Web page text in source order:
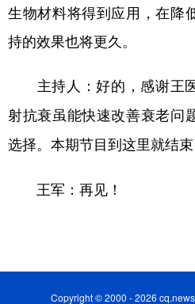
生物材料将得到应用，在降
持的效果也将更久。
主持人：好的，感谢王
射抗衰虽能快速改善衰老问
选择。本期节目到这里就结
王军： 再见！
Copyright © 2000 - 2026